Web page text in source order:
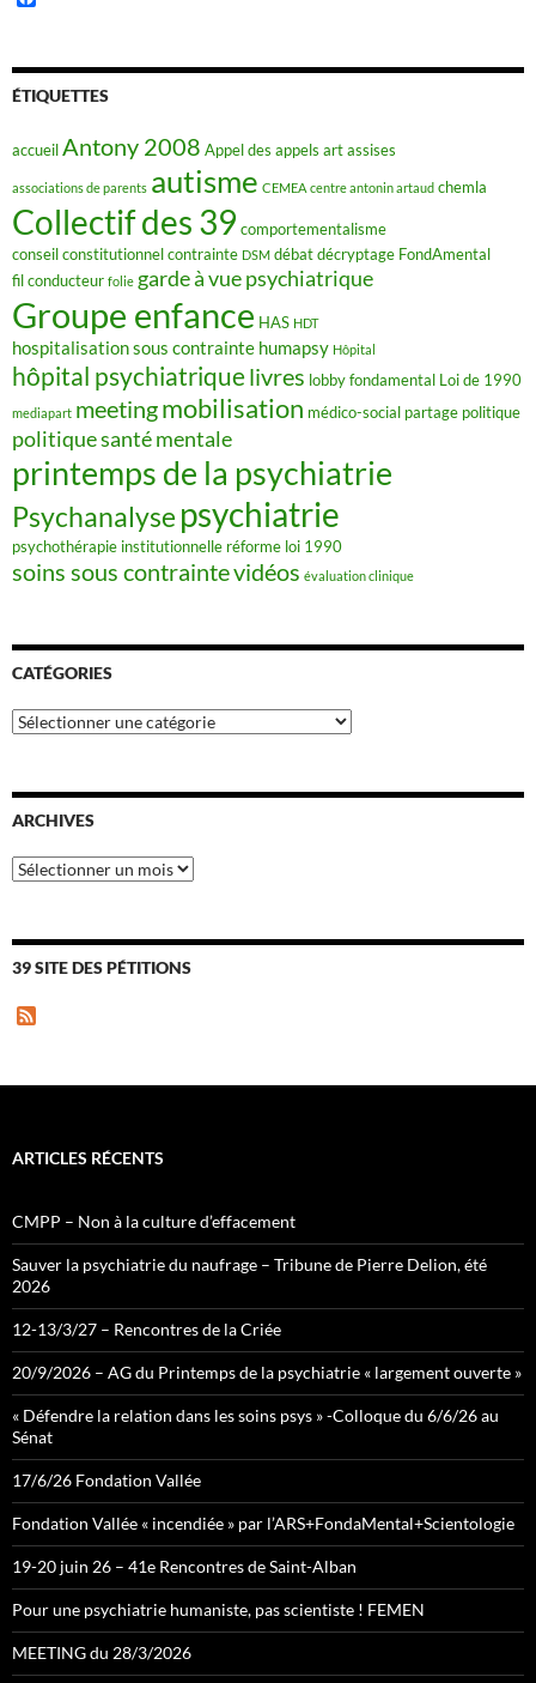
b
o
o
ÉTIQUETTES
accueilAntony 2008 Appel des appels artassises
associations de parents autisme CEMEA centre antonin artaud chemla
Collectif des 39 comportementalisme
conseil constitutionnelcontrainte DSM débatdécryptage FondAmental
fil conducteur folie garde à vue psychiatrique
Groupe enfance HAS HDT
hospitalisation sous contrainte humapsy Hôpital
hôpital psychiatriquelivres lobby fondamental Loi de 1990
mediapart meetingmobilisation médico-social partage politique
politique santé mentale
printemps de la psychiatrie
Psychanalyse psychiatrie
psychothérapie institutionnelle réforme loi 1990
soins sous contraintevidéos évaluation clinique
CATÉGORIES
Catégories
ARCHIVES
Archives
39 SITE DES PÉTITIONS
ARTICLES RÉCENTS
CMPP – Non à la culture d’effacement
Sauver la psychiatrie du naufrage – Tribune de Pierre Delion, été
2026
12-13/3/27 – Rencontres de la Criée
20/9/2026 – AG du Printemps de la psychiatrie « largement ouverte »
« Défendre la relation dans les soins psys » -Colloque du 6/6/26 au
Sénat
17/6/26 Fondation Vallée
Fondation Vallée « incendiée » par l’ARS+FondaMental+Scientologie
19-20 juin 26 – 41e Rencontres de Saint-Alban
Pour une psychiatrie humaniste, pas scientiste ! FEMEN
MEETING du 28/3/2026